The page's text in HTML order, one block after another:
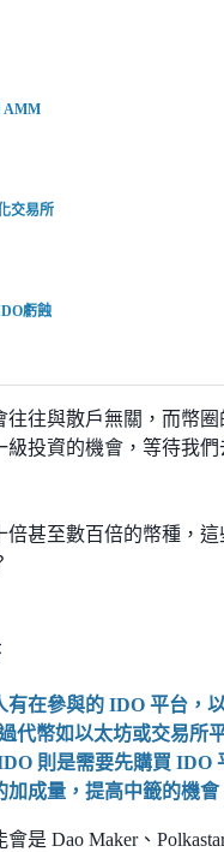
AMM
交易所
虧蝕
往與散戶無關，而幣圈
投資的機會，等待我們
甚至數百倍的幣種，這
有在參與的 IDO 平台，
代幣如以太坊或交易所
則是需要先購買 IDO
成量，提高中籤的機會
是 Dao Maker、